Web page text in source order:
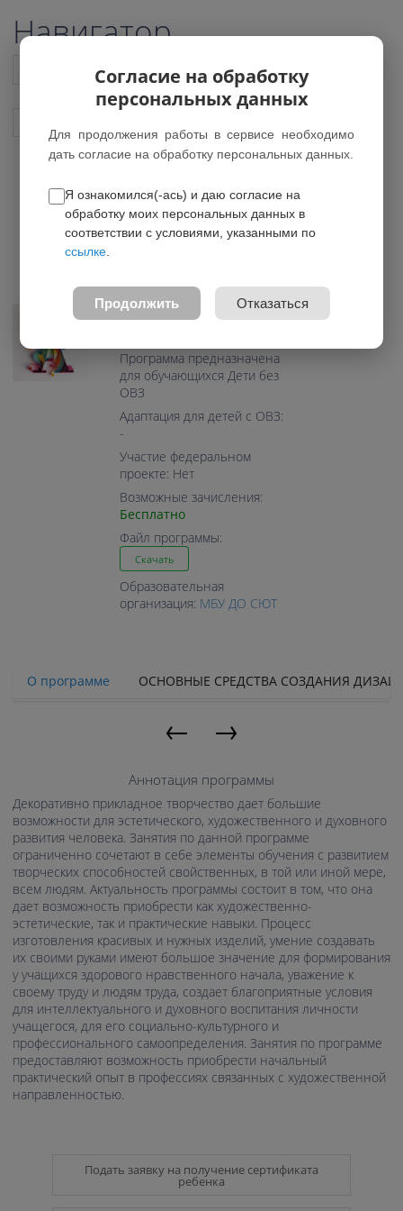
Навигатор
Список всех программ
Азбука дизайна MIX
*Нет действующих групп
Возраст: 7-10 лет
Направление:
Программа предназначена
для обучающихся Дети без
ОВЗ
Адаптация для детей с ОВЗ:
-
Участие федеральном
проекте: Нет
Возможные зачисления:
Бесплатно
Файл программы:
Скачать
Образовательная
организация: МБУ ДО СЮТ
О программе ОСНОВНЫЕ СРЕДСТВА СОЗДАНИЯ
← →
Аннотация программы
Декоративно прикладное творчество дает большие
возможности для эстетического, художественного и духовного
развития человека. Занятия по данной программе
ограниченно сочетают в себе элементы обучения с развитием
творческих способностей свойственных, в той или иной мере,
всем людям. Актуальность программы состоит в том, что она
дает возможность приобрести как художественно-
эстетические, так и практические навыки. Процесс
изготовления красивых и нужных изделий, умение создавать
их своими руками имеют большое значение для формирования
у учащихся здорового нравственного начала, уважение к
своему труду и людям труда, создает благоприятные условия
для интеллектуального и духовного воспитания личности
учащегося, для его социально-культурного и
профессионального самоопределения. Занятия по программе
предоставляют возможность приобрести начальный
практический опыт в профессиях связанных с художественной
направленностью.
Подать заявку на получение сертификата
ребенка
Согласие на обработку
персональных данных
Для продолжения работы в сервисе необходимо
дать согласие на обработку персональных данных.
Я ознакомился(-ась) и даю согласие на
обработку моих персональных данных в
соответствии с условиями, указанными по
ссылке
Продолжить Отказаться